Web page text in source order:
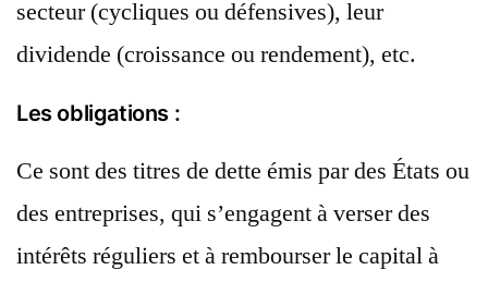
secteur (cycliques ou défensives), leur
dividende (croissance ou rendement), etc.
Les obligations :
Ce sont des titres de dette émis par des États ou
des entreprises, qui s’engagent à verser des
intérêts réguliers et à rembourser le capital à